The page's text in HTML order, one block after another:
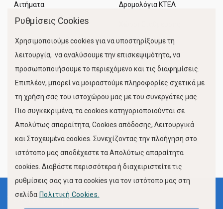
Αιτήματα Δρομολόγια ΚΤΕΛ
Κίνηση Λιμένος
FOLLOW US
Όροι Χρήσης
Ρυθμίσεις Cookies
Χρησιμοποιούμε cookies για να υποστηρίξουμε τη
λειτουργία, να αναλύσουμε την επισκεψιμότητα, να
προσωποποιήσουμε το περιεχόμενο και τις διαφημίσεις.
Επιπλέον, μπορεί να μοιραστούμε πληροφορίες σχετικά με
τη χρήση σας του ιστοχώρου μας με του συνεργάτες μας.
Πιο συγκεκριμένα, τα cookies κατηγοριοποιούνται σε
Απολύτως απαραίτητα, Cookies απόδοσης, Λειτουργικά
και Στοχευμένα cookies. Συνεχίζοντας την πλοήγηση στο
ιστότοπο μας αποδέχεστε τα Απολύτως απαραίτητα
cookies. Διαβάστε περισσότερα ή διαχειριστείτε τις
ρυθμίσεις σας για τα cookies για τον ιστότοπο μας στη
σελίδα Πολιτική Cookies.